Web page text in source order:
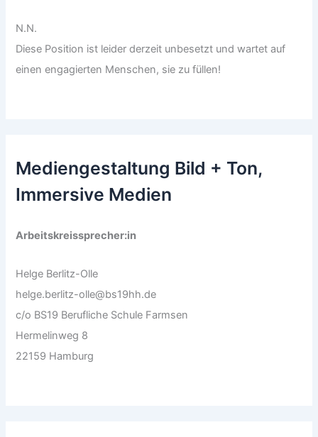
N.N.
Diese Position ist leider derzeit unbesetzt und wartet auf
einen engagierten Menschen, sie zu füllen!
Mediengestaltung Bild + Ton,
Immersive Medien
Arbeitskreissprecher:in
Helge Berlitz-Olle
helge.berlitz-olle@bs19hh.de
c/o BS19 Berufliche Schule Farmsen
Hermelinweg 8
22159 Hamburg